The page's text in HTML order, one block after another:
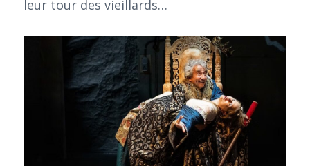
leur tour des vieillards…